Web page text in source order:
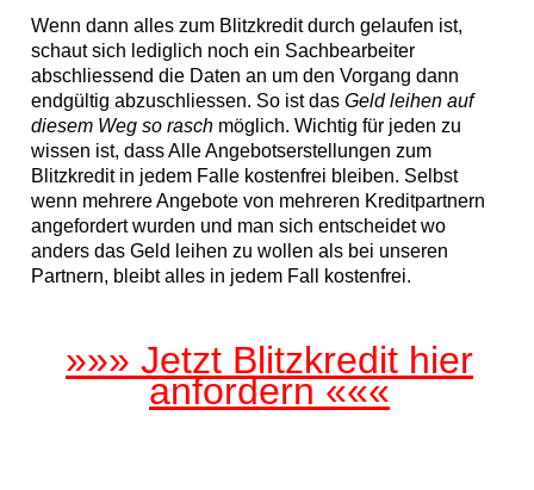
Wenn dann alles zum Blitzkredit durch gelaufen ist,
schaut sich lediglich noch ein Sachbearbeiter
abschliessend die Daten an um den Vorgang dann
endgültig abzuschliessen. So ist dasGeld leihen auf
diesem Weg so rasch möglich. Wichtig für jeden zu
wissen ist, dass Alle Angebotserstellungen zum
Blitzkredit in jedem Falle kostenfrei bleiben. Selbst
wenn mehrere Angebote von mehreren Kreditpartnern
angefordert wurden und man sich entscheidet wo
anders das Geld leihen zu wollen als bei unseren
Partnern, bleibt alles in jedem Fall kostenfrei.
»»» Jetzt Blitzkredit hier
anfordern «««